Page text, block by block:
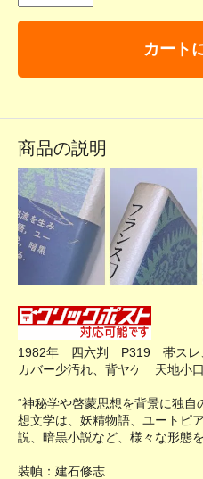
カート
商品の説明
1982年 四六判 P319 帯スレ
カバー少汚れ、背ヤケ 天地小
“神秘学や啓蒙思想を背景に独
想文学は、妖精物語、ユートピ
説、暗黒小説など、様々な形態
裝幀：建石修志